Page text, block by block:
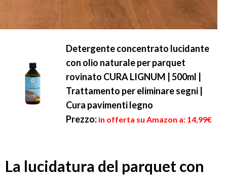
Detergente concentrato lucidante
con olio naturale per parquet
rovinato CURA LIGNUM | 500ml |
Trattamento per eliminare segni |
Cura pavimenti legno
Prezzo: in offerta su Amazon a: 14,99€
La lucidatura del parquet con